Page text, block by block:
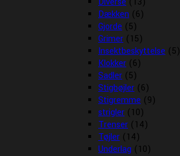
Dækken (6)
Gjorde (5)
Grimer (15)
Insektbeskyttelse (5)
Klokker (6)
Sadler (5)
Stigbøjler (6)
Stigremme (9)
strigler (10)
Trenser (14)
Tøjler (14)
Underlag (10)